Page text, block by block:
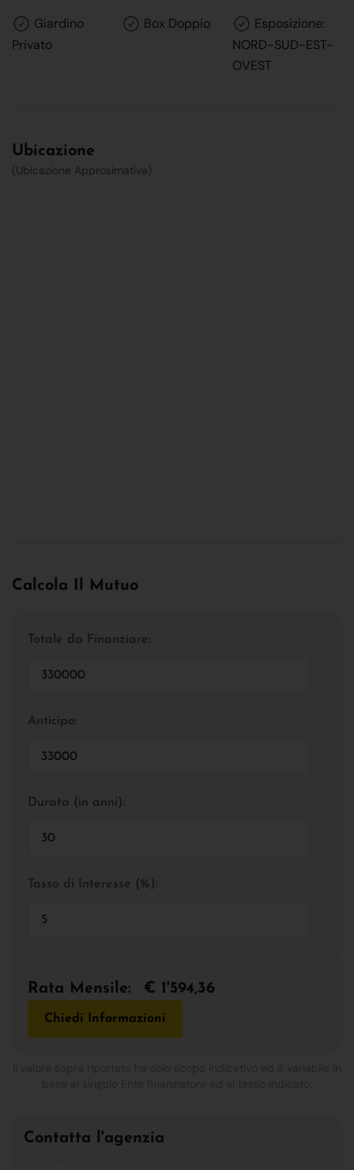
Giardino
Privato
Box Doppio
Esposizione:
NORD-SUD-EST-
OVEST
Ubicazione
(Ubicazione Approsimativa)
Calcola Il Mutuo
Totale da Finanziare:
Anticipo:
Durata (in anni):
Tasso di Interesse (%):
Rata Mensile: € 1'594,36
Chiedi Informazioni
Contatta l'agenzia